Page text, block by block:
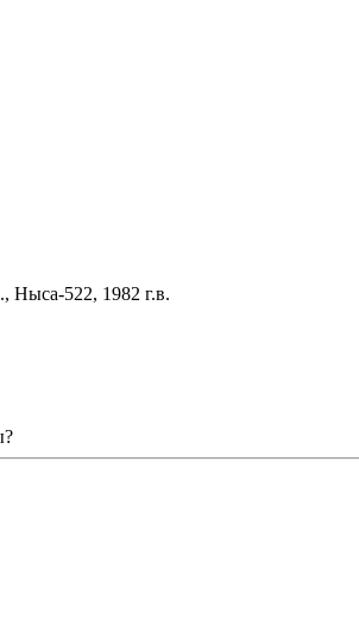
Ныса-522, 1982 г.в.